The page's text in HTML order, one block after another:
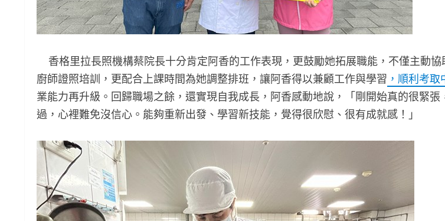
香格里拉長照機構蔡院長十分肯定阿香的工作表現，更鼓勵她拓展職能，不僅主動協
廚師證照培訓，更配合上課時間為她調整排班，讓阿香得以兼顧工作與學習 ，順利考
業能力再升級。回歸職場之餘，還實現自我成長，阿香感動地說，「剛開始真的很緊張
過，心裡難免沒信心。能夠重新出發、學習新技能，覺得很欣慰、很有成就感！」